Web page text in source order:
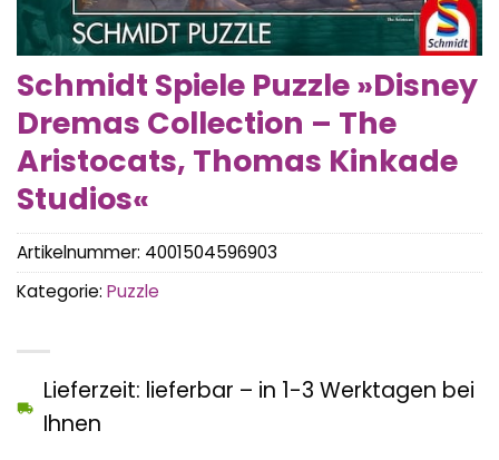
Schmidt Spiele Puzzle »Disney
Dremas Collection – The
Aristocats, Thomas Kinkade
Studios«
Lieferzeit: lieferbar – in 1-3 Werktagen bei
Ihnen
Artikelnummer: 4001504596903
Kategorie: Puzzle